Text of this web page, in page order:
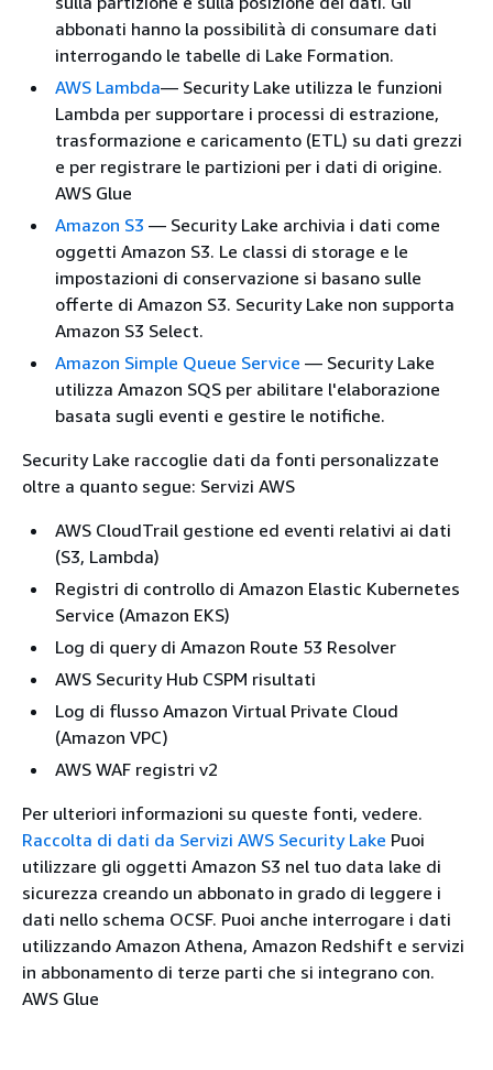
abbonati hanno la possibilità di consumare dati
interrogando le tabelle di Lake Formation.
AWS Lambda— Security Lake utilizza le funzioni
Lambda per supportare i processi di estrazione,
trasformazione e caricamento (ETL) su dati grezzi
e per registrare le partizioni per i dati di origine.
AWS Glue
Amazon S3 — Security Lake archivia i dati come
oggetti Amazon S3. Le classi di storage e le
impostazioni di conservazione si basano sulle
offerte di Amazon S3. Security Lake non supporta
Amazon S3 Select.
Amazon Simple Queue Service — Security Lake
utilizza Amazon SQS per abilitare l'elaborazione
basata sugli eventi e gestire le notifiche.
Security Lake raccoglie dati da fonti personalizzate
oltre a quanto segue: Servizi AWS
AWS CloudTrail gestione ed eventi relativi ai dati
(S3, Lambda)
Registri di controllo di Amazon Elastic Kubernetes
Service (Amazon EKS)
Log di query di Amazon Route 53 Resolver
AWS Security Hub CSPM risultati
Log di flusso Amazon Virtual Private Cloud
(Amazon VPC)
AWS WAF registri v2
Per ulteriori informazioni su queste fonti, vedere.
Raccolta di dati da Servizi AWS Security Lake Puoi
utilizzare gli oggetti Amazon S3 nel tuo data lake di
sicurezza creando un abbonato in grado di leggere i
dati nello schema OCSF. Puoi anche interrogare i dati
utilizzando Amazon Athena, Amazon Redshift e servizi
in abbonamento di terze parti che si integrano con.
AWS Glue